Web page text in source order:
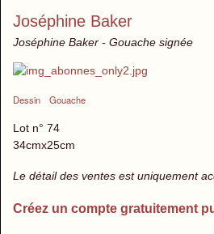
Joséphine Baker
Joséphine Baker - Gouache signée
Dessin Gouache
Lot n° 74
34cmx25cm
Le détail des ventes est uniquement
Créez un compte gratuitement